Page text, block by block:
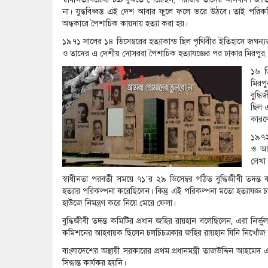
না। যুদ্ধবিধ্বস্ত এই দেশ আবার ফুলে ফলে ভরে উঠবে। তাই
অন্ধকারে পৈশাচিক কায়দায় হত্যা করা হয়।
১৯৭১ সালের ১৪ ডিসেম্বরের হত্যাকান্ড ছিল পৃথিবীর ইতিহাসে
ও তাদের এ দেশীয় দোসররা পৈশাচিক হত্যাযজ্ঞের পর ঢাকার মিরপুর,
১৬
ছিল
ও
স্বাধীনতা পরবর্তী সময়ে ৭১’র ২৯ ডিসেম্বর গঠিত বুদ্ধিজীবী
হত্যার পরিকল্পনা করেছিলেন। কিন্তু এই পরিকল্পনা মতো হত্যাযজ্ঞ
হাউজে নিমন্ত্রণ করে নিয়ে মেরে ফেলা।
বুদ্ধিজীবী তদন্ত কমিটির প্রধান জহির রায়হান বলেছিলেন, এরা
কমিশনের আহবায়ক ছিলেন চলচিচত্রকার জহির রায়হান যিনি
বাংলাদেশের অস্থায়ী সরকারের প্রথম প্রধানমন্ত্রী তাজউদ্দিন
সিদ্ধান্ত কার্যকর হয়নি।